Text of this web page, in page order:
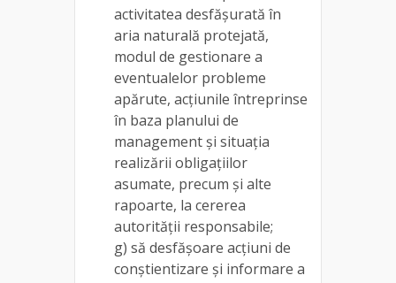
activitatea desfăşurată în
aria naturală protejată,
modul de gestionare a
eventualelor probleme
apărute, acţiunile întreprinse
în baza planului de
management şi situaţia
realizării obligaţiilor
asumate, precum şi alte
rapoarte, la cererea
autorităţii responsabile;
g) să desfăşoare acţiuni de
conştientizare şi informare a